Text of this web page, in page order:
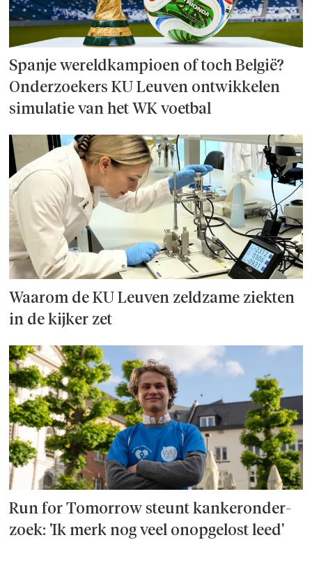
Spanje wereld­kampioen of toch België?
Onderzoek­ers KU Leuven ontwikkelen
simulatie van het WK voetbal
Waarom de KU Leuven zeldzame ziekten
in de kijker zet
Run for Tomorrow steunt kanker­onder­
zoek: 'Ik merk nog veel onopgelost leed'